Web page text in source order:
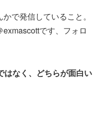
で発信していること。
exmascottです、フォロ
はなく、どちらが面白い